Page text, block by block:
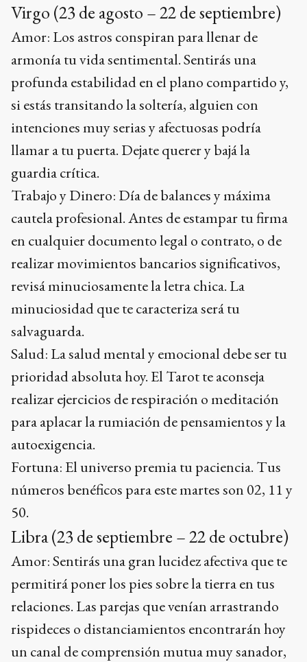
Virgo (23 de agosto – 22 de septiembre)
Amor: Los astros conspiran para llenar de
armonía tu vida sentimental. Sentirás una
profunda estabilidad en el plano compartido y,
si estás transitando la soltería, alguien con
intenciones muy serias y afectuosas podría
llamar a tu puerta. Dejate querer y bajá la
guardia crítica.
Trabajo y Dinero: Día de balances y máxima
cautela profesional. Antes de estampar tu firma
en cualquier documento legal o contrato, o de
realizar movimientos bancarios significativos,
revisá minuciosamente la letra chica. La
minuciosidad que te caracteriza será tu
salvaguarda.
Salud: La salud mental y emocional debe ser tu
prioridad absoluta hoy. El Tarot te aconseja
realizar ejercicios de respiración o meditación
para aplacar la rumiación de pensamientos y la
autoexigencia.
Fortuna: El universo premia tu paciencia. Tus
números benéficos para este martes son 02, 11 y
50.
Libra (23 de septiembre – 22 de octubre)
Amor: Sentirás una gran lucidez afectiva que te
permitirá poner los pies sobre la tierra en tus
relaciones. Las parejas que venían arrastrando
rispideces o distanciamientos encontrarán hoy
un canal de comprensión mutua muy sanador,